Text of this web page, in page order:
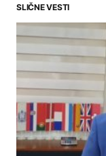
Maratonci
REPLY
Anonymous
19.08.2024. at 11:24
A deda be
SLIČNE VESTI